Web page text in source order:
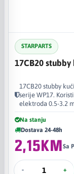
STARPARTS
17CB20
17CB20 stubby
serije WP17.
elektroda 0.5-3.2
Na stanju
Dostava 24-48h
2,15KMSa
- +